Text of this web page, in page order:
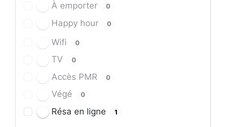
À emporter 0
Happy hour 0
Wifi 0
TV 0
Accès PMR 0
Végé 0
Résa en ligne 1